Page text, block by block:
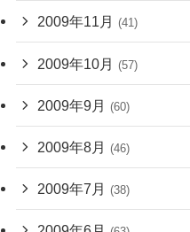
2009年11月 (41)
2009年10月 (57)
2009年9月 (60)
2009年8月 (46)
2009年7月 (38)